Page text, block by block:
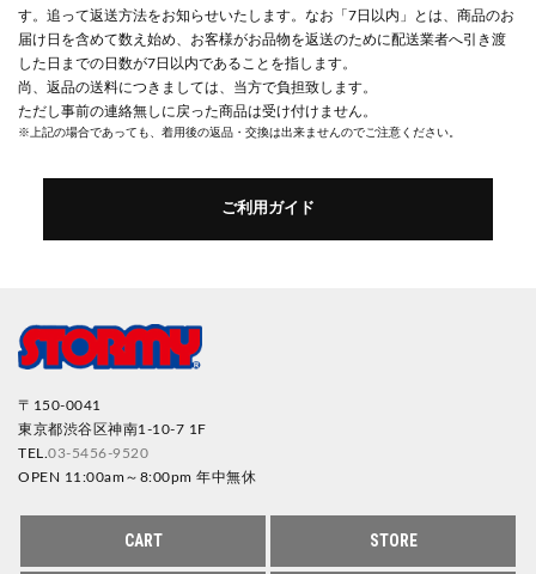
す。追って返送方法をお知らせいたします。なお「7日以内」とは、商品のお
届け日を含めて数え始め、お客様がお品物を返送のために配送業者へ引き渡
した日までの日数が7日以内であることを指します。
尚、返品の送料につきましては、当方で負担致します。
ただし事前の連絡無しに戻った商品は受け付けません。
※上記の場合であっても、着用後の返品・交換は出来ませんのでご注意ください。
ご利用ガイド
〒150-0041
東京都渋谷区神南1-10-7 1F
TEL. 03-5456-9520
OPEN 11:00am～8:00pm 年中無休
CART STORE